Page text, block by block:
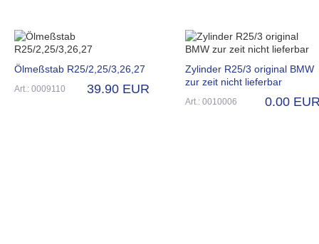
Ölmeßstab R25/2,25/3,26,27
Art.: 0009110 39.90 EUR
Zylinder R25/3 original BMW
zur zeit nicht lieferbar
Art.: 0010006 0.00